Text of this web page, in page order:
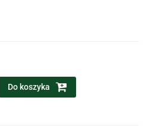
Do koszyka